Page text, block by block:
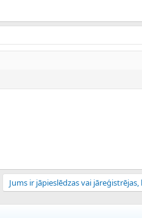
Jums ir jāpieslēdzas vai